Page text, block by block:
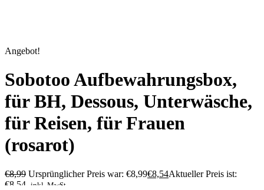
Angebot!
Sobotoo Aufbewahrungsbox,
für BH, Dessous, Unterwäsche,
für Reisen, für Frauen
(rosarot)
€8,99 Ursprünglicher Preis war: €8,99€8,54Aktueller Preis ist:
€8,54. inkl. MwSt.